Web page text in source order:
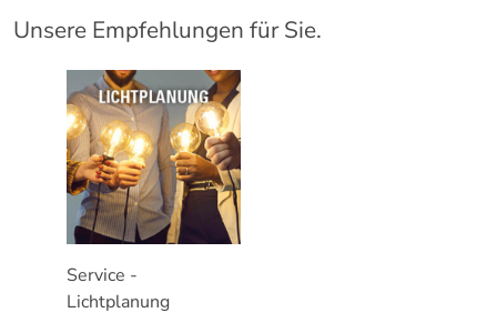
Unsere Empfehlungen für Sie.
Service -
Lichtplanung